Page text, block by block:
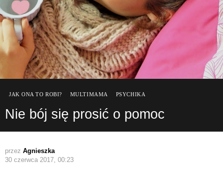
JAK ONA TO ROBI? MULTIMAMA PSYCHIKA
Nie bój się prosić o pomoc
przez Agnieszka
30 czerwca 2017, 00:23